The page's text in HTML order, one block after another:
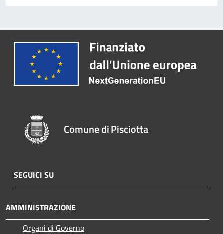
Comune di Pisciotta
SEGUICI SU
AMMINISTRAZIONE
Organi di Governo